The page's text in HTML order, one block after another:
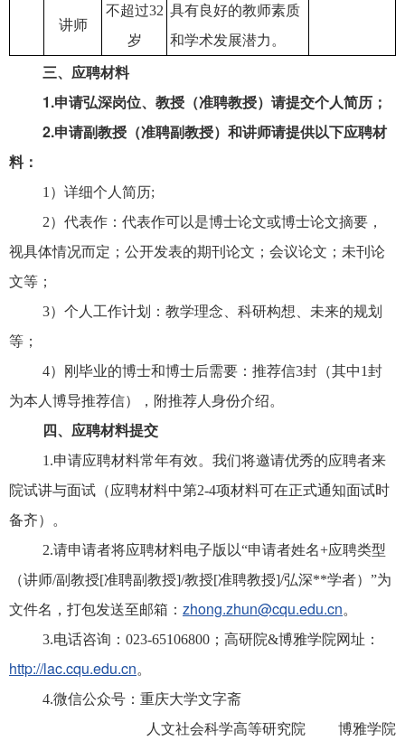
讲师
不超过32
岁
具有良好的教师素质
和学术发展潜力。
三、应聘材料
1.申请弘深岗位、教授（准聘教授）请提交个人简历；
2.申请副教授（准聘副教授）和讲师请提供以下应聘材
料：
1）详细个人简历;
2）代表作：代表作可以是博士论文或博士论文摘要，
视具体情况而定；公开发表的期刊论文；会议论文；未刊论
文等；
3）个人工作计划：教学理念、科研构想、未来的规划
等；
4）刚毕业的博士和博士后需要：推荐信3封（其中1封
为本人博导推荐信），附推荐人身份介绍。
四、应聘材料提交
1.申请应聘材料常年有效。我们将邀请优秀的应聘者来
院试讲与面试（应聘材料中第2-4项材料可在正式通知面试时
备齐）。
2.请申请者将应聘材料电子版以“申请者姓名+应聘类型
（讲师/副教授[准聘副教授]/教授[准聘教授]/弘深**学者）”为
文件名，打包发送至邮箱： zhong.zhun@cqu.edu.cn。
3.电话咨询：023-65106800；高研院&博雅学院网址：
http://lac.cqu.edu.cn。
4.微信公众号：重庆大学文字斋
人文社会科学高等研究院 博雅学院